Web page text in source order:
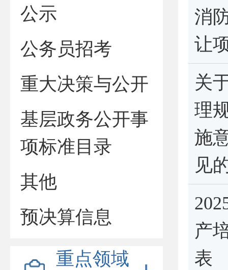
公示
公务员招考
重大决策与公开
基层政务公开事
项标准目录
其他
预决算信息
重点领域
消
让
关
理
施
见
产
表